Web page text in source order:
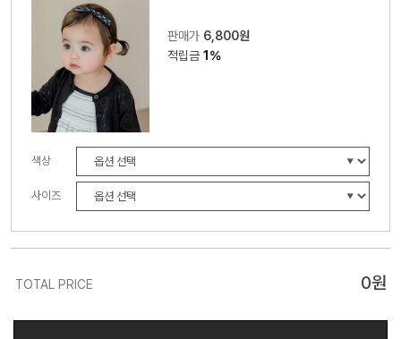
판매가 6,800원
적립금1%
색상
사이즈
TOTAL PRICE 0원